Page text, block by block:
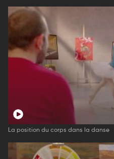
La position du corps dans la danse